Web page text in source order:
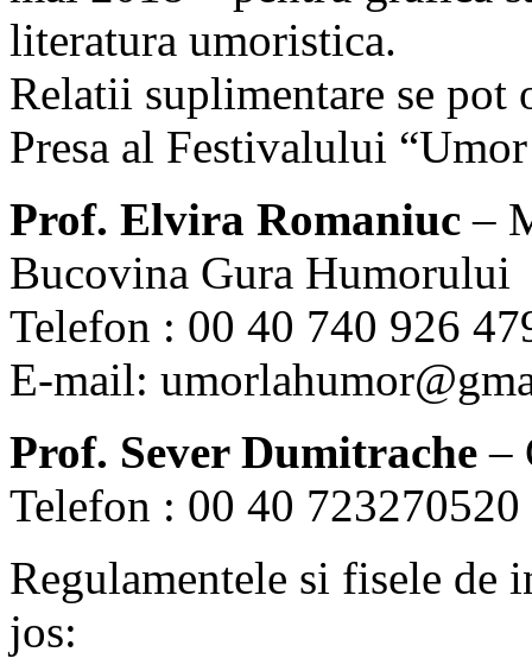
literatura umoristica.
Relatii suplimentare se
Presa al Festivalului
Prof. Elvira Romaniuc –
Bucovina Gura Humorului
Telefon : 00 40 740 926
E-mail:
Prof. Sever Dumitrache –
Telefon : 00 40 723270520
Regulamentele si fisele de
jos: